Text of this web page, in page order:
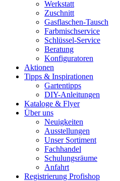
Werkstatt
Zuschnitt
Gasflaschen-Tausch
Farbmischservice
Schlüssel-Service
Beratung
Konfiguratoren
Aktionen
Tipps & Inspirationen
Gartentipps
DIY-Anleitungen
Kataloge & Flyer
Über uns
Neuigkeiten
Ausstellungen
Unser Sortiment
Fachhandel
Schulungsräume
Anfahrt
Registrierung Profishop